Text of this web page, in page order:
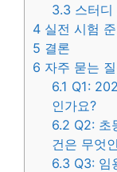
3.3 스터디
4 실전 시험
5 결론
6 자주 묻는
6.1 Q1:
인가요?
6.2 Q2: 초
건은 무엇
6.3 Q3: 임